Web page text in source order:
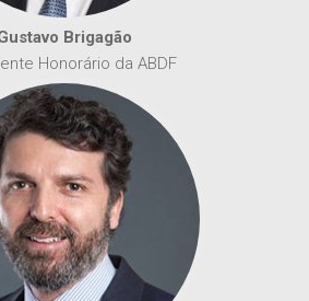
Brigagão
Honorário da ABDF